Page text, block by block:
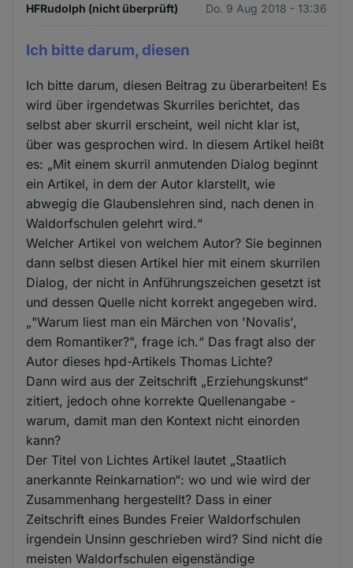
HFRudolph (nicht überprüft) Do. 9 Aug 2018 - 13:36
Ich bitte darum, diesen
Ich bitte darum, diesen Beitrag zu überarbeiten! Es
wird über irgendetwas Skurriles berichtet, das
selbst aber skurril erscheint, weil nicht klar ist,
über was gesprochen wird. In diesem Artikel heißt
es: „Mit einem skurril anmutenden Dialog beginnt
ein Artikel, in dem der Autor klarstellt, wie
abwegig die Glaubenslehren sind, nach denen in
Waldorfschulen gelehrt wird.“
Welcher Artikel von welchem Autor? Sie beginnen
dann selbst diesen Artikel hier mit einem skurrilen
Dialog, der nicht in Anführungszeichen gesetzt ist
und dessen Quelle nicht korrekt angegeben wird.
„"Warum liest man ein Märchen von 'Novalis',
dem Romantiker?", frage ich.“ Das fragt also der
Autor dieses hpd-Artikels Thomas Lichte?
Dann wird aus der Zeitschrift „Erziehungskunst“
zitiert, jedoch ohne korrekte Quellenangabe -
warum, damit man den Kontext nicht einorden
kann?
Der Titel von Lichtes Artikel lautet „Staatlich
anerkannte Reinkarnation“: wo und wie wird der
Zusammenhang hergestellt? Dass in einer
Zeitschrift eines Bundes Freier Waldorfschulen
irgendein Unsinn geschrieben wird? Sind nicht die
meisten Waldorfschulen eigenständige